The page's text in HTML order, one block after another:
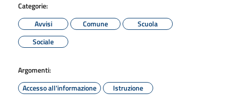
Categorie:
Avvisi
Comune
Scuola
Sociale
Argomenti:
Accesso all'informazione
Istruzione